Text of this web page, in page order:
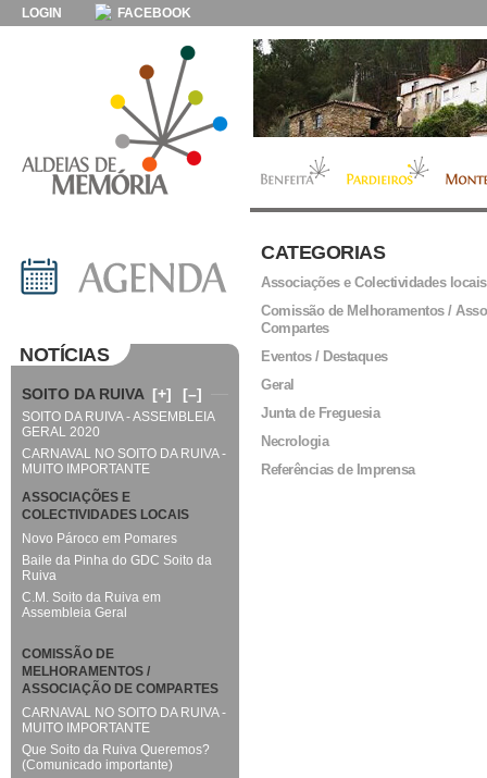
LOGIN FACEBOOK
CATEGORIAS
Associações e Colectividades locais
Comissão de Melhoramentos /
Compartes
Eventos / Destaques
Geral
Junta de Freguesia
Necrologia
Referências de Imprensa
NOTÍCIAS
SOITO DA RUIVA [+] [–]
SOITO DA RUIVA - ASSEMBLEIA
GERAL 2020
CARNAVAL NO SOITO DA RUIVA -
MUITO IMPORTANTE
ASSOCIAÇÕES E
COLECTIVIDADES LOCAIS
Novo Pároco em Pomares
Baile da Pinha do GDC Soito da
Ruiva
C.M. Soito da Ruiva em
Assembleia Geral
COMISSÃO DE
MELHORAMENTOS /
ASSOCIAÇÃO DE COMPARTES
CARNAVAL NO SOITO DA RUIVA -
MUITO IMPORTANTE
Que Soito da Ruiva Queremos?
(Comunicado importante)